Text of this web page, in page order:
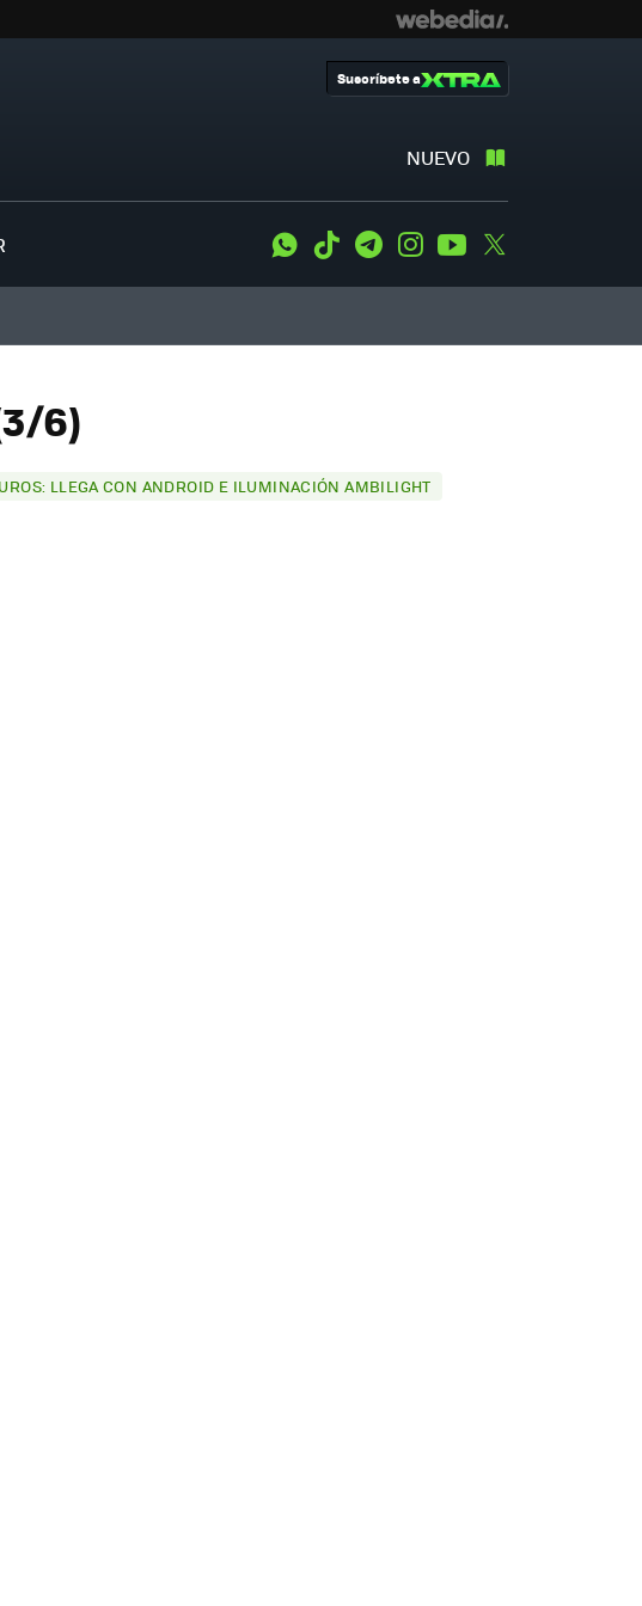
NUEVO
Suscríbete a
WhatsApp
Tiktok TelegramInstagramYoutube
6)
LLEGA CON ANDROID E ILUMINACIÓN AMBILIGHT